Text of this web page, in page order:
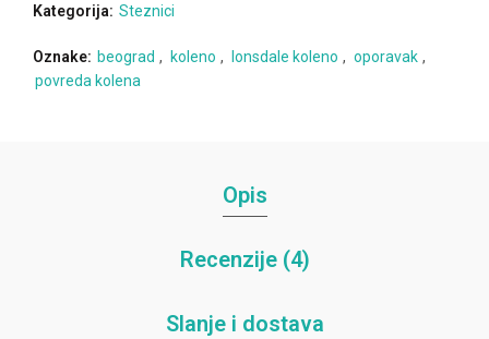
Kategorija: Steznici
Oznake: beograd , koleno , lonsdale koleno , oporavak ,
povreda kolena
Opis
Recenzije (4)
Slanje i dostava